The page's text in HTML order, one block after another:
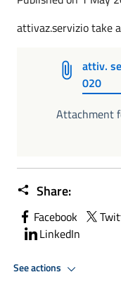
attivaz.servizio take
attiv.
020
Attachment
Share:
Facebook
LinkedIn
See actions